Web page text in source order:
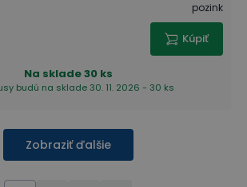
pozink
Kúpiť
Na sklade30 ks
budú na sklade 30. 11. 2026 - 30 ks
Zobraziť ďalšie